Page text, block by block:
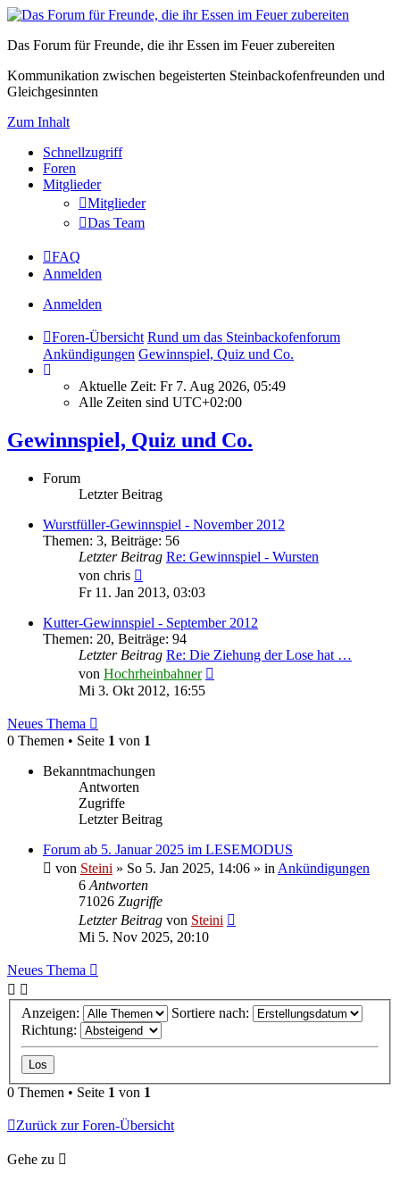
Das Forum für Freunde, die ihr Essen im Feuer zubereiten
Kommunikation zwischen begeisterten Steinbackofenfreunden und
Gleichgesinnten
Zum Inhalt
Schnellzugriff
Foren
Mitglieder
Mitglieder
Das Team
FAQ
Anmelden
Anmelden
Foren-Übersicht Rund um das Steinbackofenforum
Ankündigungen Gewinnspiel, Quiz und Co.
Aktuelle Zeit: Fr 7. Aug 2026, 05:49
Alle Zeiten sind UTC+02:00
Gewinnspiel, Quiz und Co.
Forum
Letzter Beitrag
Wurstfüller-Gewinnspiel - November 2012
Themen: 3, Beiträge: 56
Letzter Beitrag Re: Gewinnspiel - Wursten
von chris
Beitrag
Fr 11. Jan 2013, 03:03
Kutter-Gewinnspiel - September 2012
Themen: 20, Beiträge: 94
Letzter Beitrag Re: Die Ziehung der Lose hat …
von Hochrheinbahner
Mi 3. Okt 2012, 16:55
Neues Thema
0 Themen • Seite 1 von 1
Bekanntmachungen
Antworten
Zugriffe
Letzter Beitrag
Forum ab 5. Januar 2025 im LESEMODUS
von Steini » So 5. Jan 2025, 14:06 » in Ankündigungen
6 Antworten
71026 Zugriffe
Letzter Beitrag von Steini
Mi 5. Nov 2025, 20:10
Neues Thema
Anzeigen:
Sortiere nach:
Richtung:
0 Themen • Seite 1 von 1
Zurück zur Foren-Übersicht
Gehe zu